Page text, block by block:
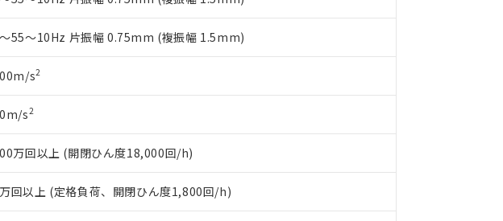
55～10Hz 片振幅 0.75mm (複振幅 1.5mm)
s2
s2
万回以上 (開閉ひん度18,000回/h)
回以上 (定格負荷、開閉ひん度1,800回/h)
既に当社にて対応品への在庫切替を完了していることから、特段のことがない限り、